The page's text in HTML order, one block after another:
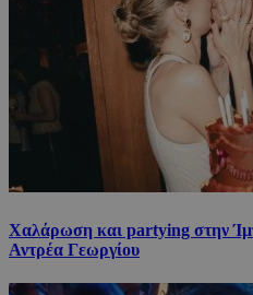
Χαλάρωση και partying στην
Αντρέα Γεωργίου